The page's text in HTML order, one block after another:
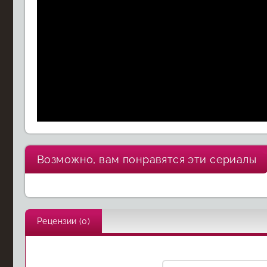
Возможно, вам понравятся эти сериалы
Вьетнам. Война,
изменившая
Америку
Алмазное
ограбление
Рецензии (0)